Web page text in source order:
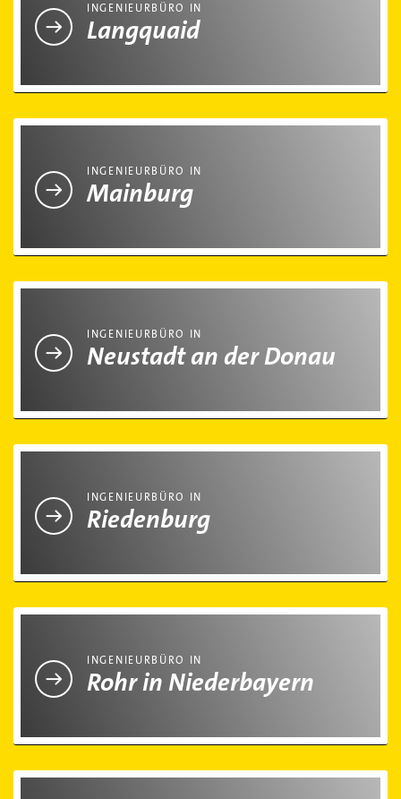
INGENIEURBÜRO IN
Langquaid
INGENIEURBÜRO IN
Mainburg
INGENIEURBÜRO IN
Neustadt an der Donau
INGENIEURBÜRO IN
Riedenburg
INGENIEURBÜRO IN
Rohr in Niederbayern